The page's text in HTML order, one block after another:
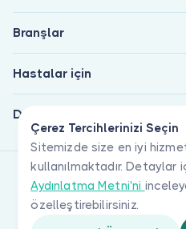
Çerez Tercihlerinizi Seçin
Sitemizde size en iyi
kullanılmaktadır. Detaylar
Aydınlatma Metni'ni
özelleştirebilirsiniz.
Branşlar
Hastalar için
Doktorlar için